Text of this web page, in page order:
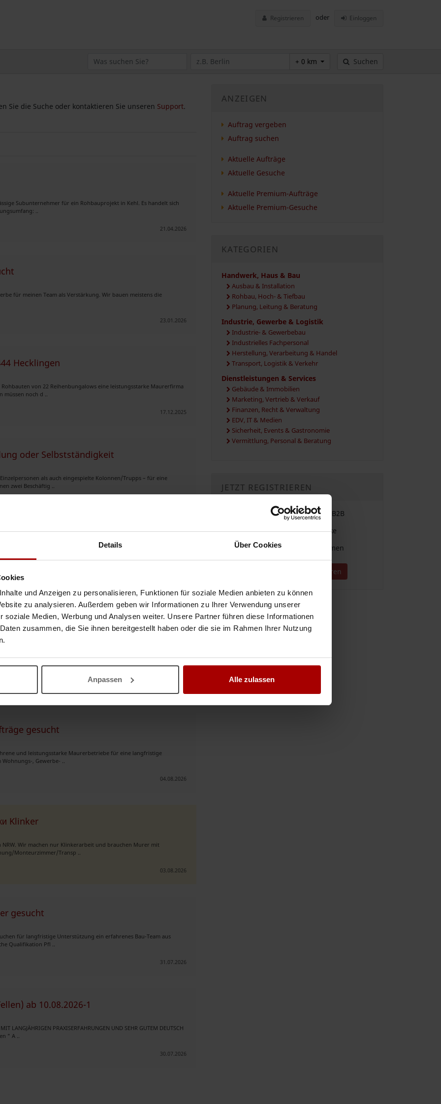
Details Über Cookies
und Anzeigen zu personalisieren, Funktionen für soziale Medien anbieten zu können
zu analysieren. Außerdem geben wir Informationen zu Ihrer Verwendung unserer
soziale Medien, Werbung und Analysen weiter. Unsere Partner führen diese Informationen
zusammen, die Sie ihnen bereitgestellt haben oder die sie im Rahmen Ihrer Nutzung
Anpassen Alle zulassen
Registrieren oder Einloggen
+ 0 km Suchen
Sie die Suche oder kontaktieren Sie unseren Support.
Subunternehmer für ein Rohbauprojekt in Kehl. Es handelt sich
..
21.04.2026
für meinen Team als Verstärkung. Wir bauen meistens die
23.01.2026
Hecklingen
von 22 Reihenbungalows eine leistungsstarke Maurerfirma
noch d ..
17.12.2025
oder Selbstständigkeit
als auch eingespielte Kolonnen/Trupps – für eine
zwei Beschäftig ..
für die Erstellung eines 3 Familienhaus . Ausführung ab Herbst
06.08.2026
Maurer (Mauerer) Betonbauer Eisenflechter /
Unterkunft ..
gesucht
und leistungsstarke Maurerbetriebe für eine langfristige
, Gewerbe- ..
04.08.2026
Klinker
Wir machen nur Klinkerarbeit und brauchen Murer mit
Monteurzimmer/Transp ..
03.08.2026
gesucht
für langfristige Unterstützung ein erfahrenes Bau-Team aus
Qualifikation Pfl ..
31.07.2026
ab 10.08.2026-1
PRAXISERFAHRUNGEN UND SEHR GUTEM DEUTSCH
" A ..
30.07.2026
ANZEIGEN
Auftrag vergeben
Auftrag suchen
Aktuelle Aufträge
Aktuelle Gesuche
Aktuelle Premium-Aufträge
Aktuelle Premium-Gesuche
KATEGORIEN
Handwerk, Haus & Bau
Ausbau & Installation
Rohbau, Hoch- & Tiefbau
Planung, Leitung & Beratung
Industrie, Gewerbe & Logistik
Industrie- & Gewerbebau
Industrielles Fachpersonal
Herstellung, Verarbeitung & Handel
Transport, Logistik & Verkehr
Dienstleistungen & Services
Gebäude & Immobilien
Marketing, Vertrieb & Verkauf
Finanzen, Recht & Verwaltung
EDV, IT & Medien
Sicherheit, Events & Gastronomie
Vermittlung, Personal & Beratung
JETZT REGISTRIEREN
Einfache Vergabe & Suche im B2B
Für alle Branchen und Gewerke
Direkter Kontakt zu Unternehmen
Jetzt kostenlos registrieren